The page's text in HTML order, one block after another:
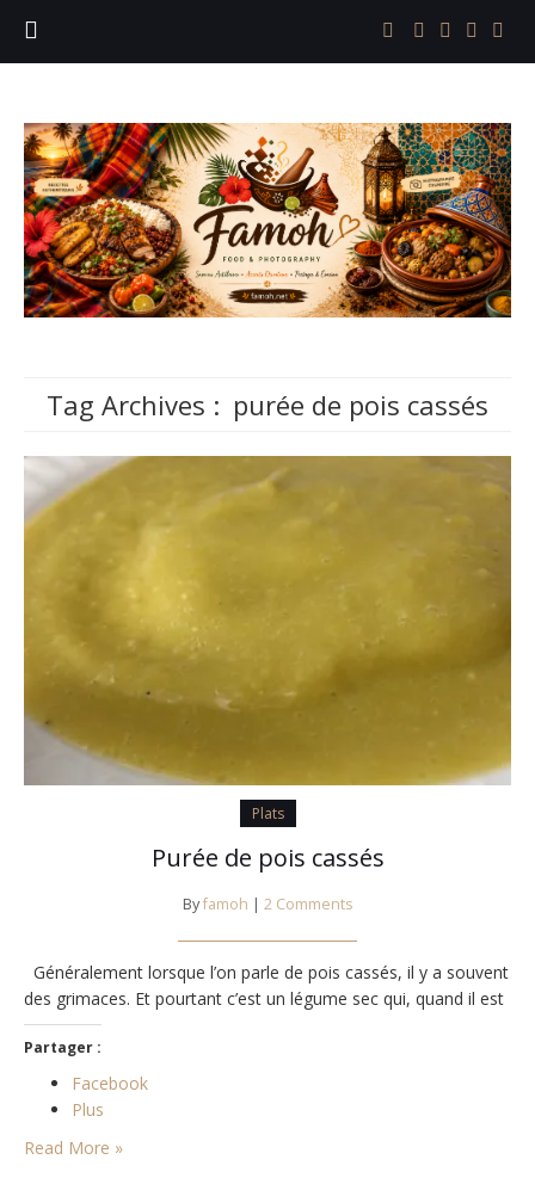
Tag Archives : purée de pois cassés
Plats
Purée de pois cassés
Byfamoh | 2 Comments
Généralement lorsque l’on parle de pois cassés, il y a souvent
des grimaces. Et pourtant c’est un légume sec qui, quand il est
Partager :
Facebook
Plus
Read More »